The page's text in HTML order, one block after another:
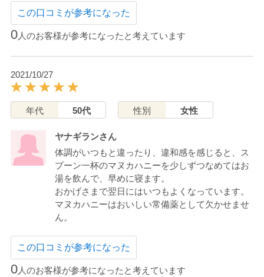
この口コミが参考になった
0人のお客様が参考になったと考えています
2021/10/27
年代 50代 性別 女性
ヤナギランさん
体調がいつもと違ったり、違和感を感じると、ス
プーン一杯のマヌカハニーを少しずつなめてはお
湯を飲んで、早めに寝ます。
おかげさまで翌日にはいつもよくなっています。
マヌカハニーはおいしい常備薬として欠かせませ
ん。
この口コミが参考になった
0人のお客様が参考になったと考えています